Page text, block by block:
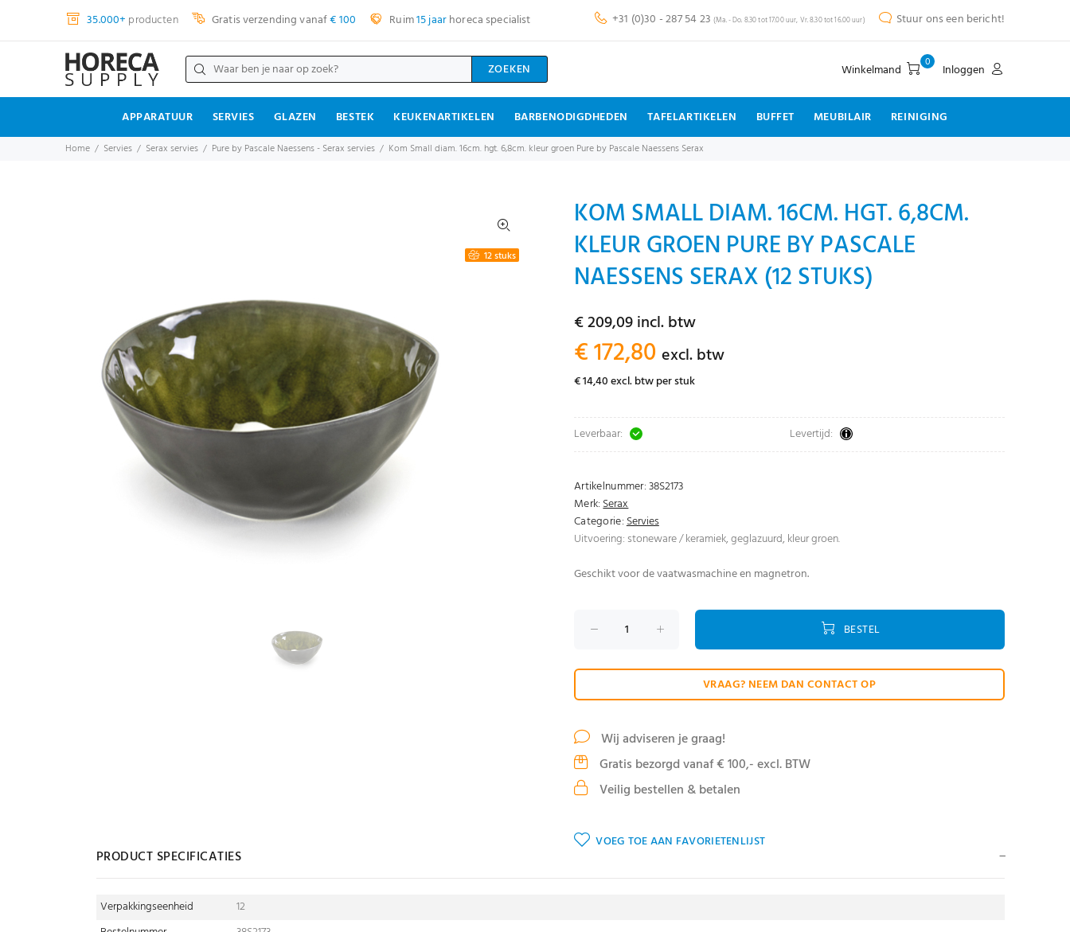
35.000+ producten Gratis verzending vanaf€ 100 Ruim15 jaarhoreca specialist +31 (0)30 - 287 54 23 (Ma. - Do. 8.30 tot 17.00 uur, Vr. 8.30 tot 16.00 uur) Stuur ons een bericht!
ZOEKEN Winkelmand 0 Inloggen
APPARATUUR SERVIES GLAZEN BESTEK KEUKENARTIKELEN BARBENODIGDHEDEN TAFELARTIKELEN BUFFET MEUBILAIR REINIGING
Home Servies Serax servies Pure by Pascale Naessens - Serax servies Kom Small diam. 16cm. hgt. 6,8cm. kleur groen Pure by Pascale Naessens Serax
12 stuks
KOM SMALL DIAM. 16CM. HGT. 6,8CM.
KLEUR GROEN PURE BY PASCALE
NAESSENS SERAX (12 STUKS)
€ 209,09 incl. btw
€ 172,80 excl. btw
€ 14,40 excl. btw per stuk
Leverbaar: Levertijd:
Artikelnummer:38S2173
Merk:Serax
Categorie:Servies
Uitvoering: stoneware / keramiek, geglazuurd, kleur groen.
Geschikt voor de vaatwasmachine en magnetron.
BESTEL
VRAAG? NEEM DAN CONTACT OP
Wij adviseren je graag!
Gratis bezorgd vanaf € 100,- excl. BTW
Veilig bestellen & betalen
VOEG TOE AAN FAVORIETENLIJST
PRODUCT SPECIFICATIES
Verpakkingseenheid
12